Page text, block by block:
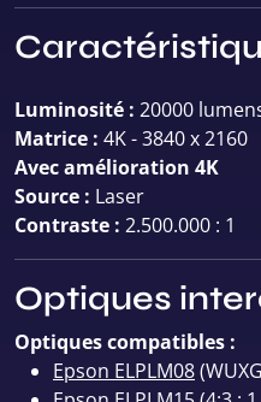
Luminosité : 20000
Matrice : 4K - 3840 x 2160
Avec amélioration 4K
Source : Laser
Contraste : 2.500.000 : 1
Optiques
Optiques compatibles :
Epson ELPLM08